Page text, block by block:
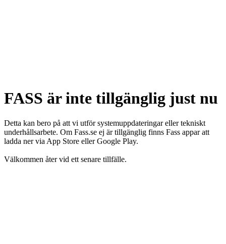
FASS är inte tillgänglig just nu
Detta kan bero på att vi utför systemuppdateringar eller tekniskt
underhållsarbete. Om Fass.se ej är tillgänglig finns Fass appar att
ladda ner via App Store eller Google Play.
Välkommen åter vid ett senare tillfälle.